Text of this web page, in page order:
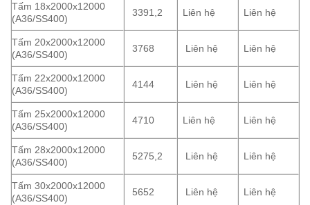
Tấm 18x2000x12000
(A36/SS400)
3391,2 Liên hệ Liên hệ
Tấm 20x2000x12000
(A36/SS400)
3768 Liên hệ Liên hệ
Tấm 22x2000x12000
(A36/SS400)
4144 Liên hệ Liên hệ
Tấm 25x2000x12000
(A36/SS400)
4710 Liên hệ Liên hệ
Tấm 28x2000x12000
(A36/SS400)
5275,2 Liên hệ Liên hệ
Tấm 30x2000x12000
(A36/SS400)
5652 Liên hệ Liên hệ